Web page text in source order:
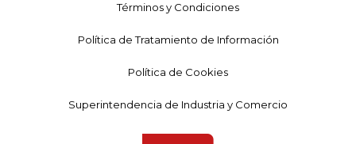
Términos y Condiciones
Política de Tratamiento de Información
Política de Cookies
Superintendencia de Industria y Comercio